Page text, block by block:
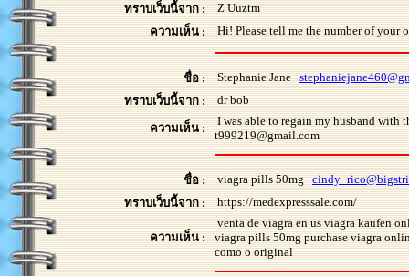
ทราบเว็บนี้จาก :
Z Uuztm
ความเห็น :
Hi! Please tell me the number of
ชื่อ : Stephanie Jane
ทราบเว็บนี้จาก :
dr bob
ความเห็น :
I was able to regain my husband
t999219@gmail.com
ชื่อ : viagra pills 50mg
ทราบเว็บนี้จาก :
https://medexpresssale.com/
ความเห็น :
venta de viagra en us viagra kaufen
viagra pills 50mg purchase viagra
como o original